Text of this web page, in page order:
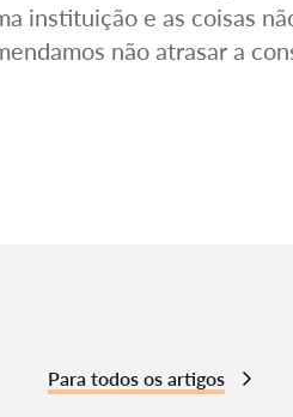
instituição e as coisas
não atrasar a
Para todos os artigos